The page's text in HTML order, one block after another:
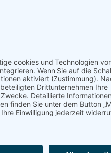
und ihre
„Erasmus +“
von-Humboldt-